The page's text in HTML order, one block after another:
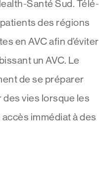
Santé Sud. Télé-
des régions
en AVC afin d’éviter
un AVC. Le
de se préparer
des vies lorsque les
immédiat à des